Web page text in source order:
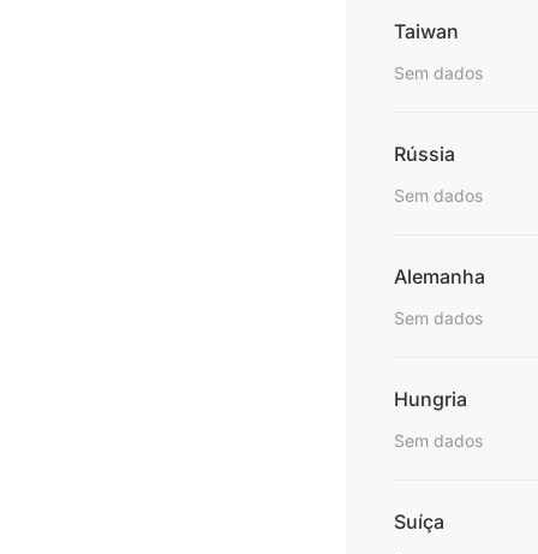
Taiwan
Sem dados
Rússia
Sem dados
Alemanha
Sem dados
Hungria
Sem dados
Suíça